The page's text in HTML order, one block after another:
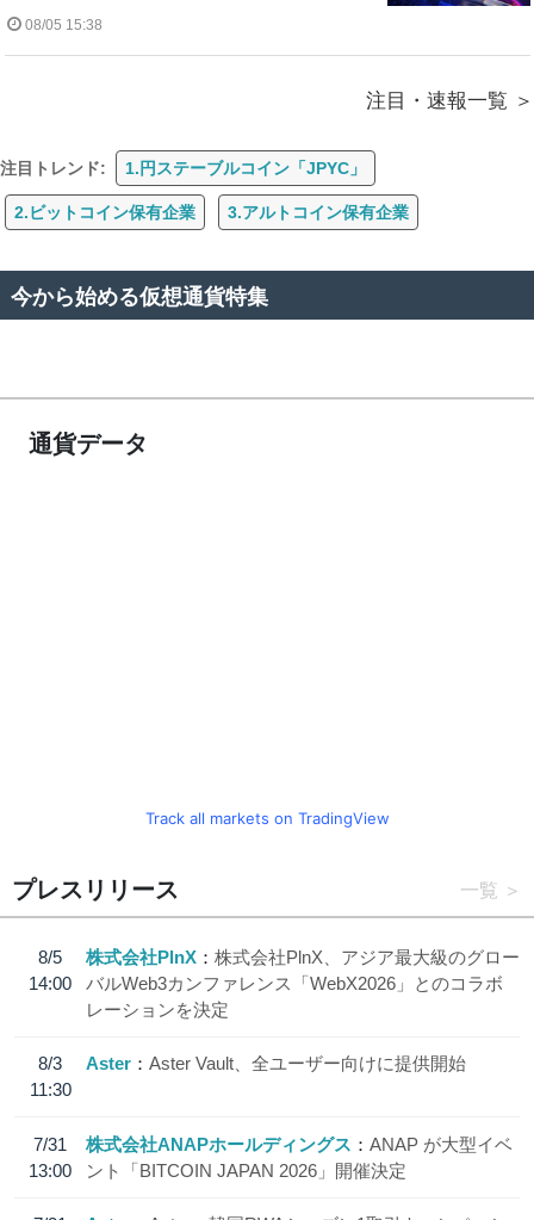
08/05 15:38
注目・速報一覧
注目トレンド: 1.円ステーブルコイン「JPYC」
2.ビットコイン保有企業 3.アルトコイン保有企業
今から始める仮想通貨特集
通貨データ
Track all markets on TradingView
プレスリリース 一覧
8/5
14:00
株式会社PlnX
株式会社PlnX、アジア最大級のグロー
バルWeb3カンファレンス「WebX2026」とのコラボ
レーションを決定
8/3
11:30
Aster Aster Vault、全ユーザー向けに提供開始
7/31
13:00
株式会社ANAPホールディングス
ANAP が大型イベ
ント「BITCOIN JAPAN 2026」開催決定